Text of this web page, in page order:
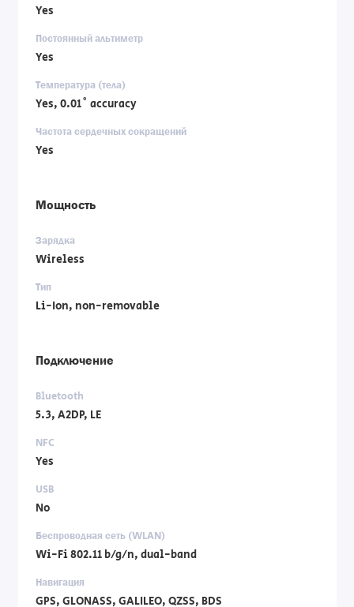
Yes
Постоянный альтиметр
Yes
Температура (тела)
Yes, 0.01˚ accuracy
Частота сердечных сокращений
Yes
Мощность
Зарядка
Wireless
Тип
Li-Ion, non-removable
Подключение
Bluetooth
5.3, A2DP, LE
NFC
Yes
USB
No
Беспроводная сеть (WLAN)
Wi-Fi 802.11 b/g/n, dual-band
Навигация
GPS, GLONASS, GALILEO, QZSS, BDS